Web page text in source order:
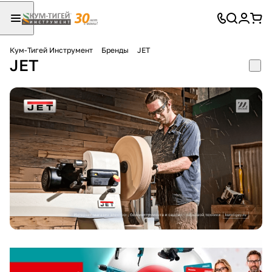
Кум-Тигей Инструмент Бренды JET
JET
Для клиентов всех банков
Разбейте
оплатуна части
без переплат
График платежей
Сегодня